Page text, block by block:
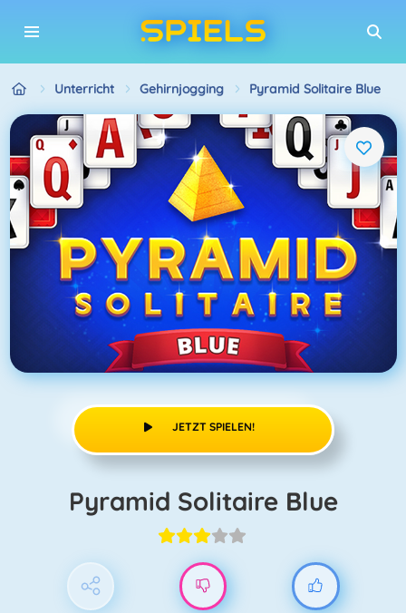
Unterricht Gehirnjogging Pyramid Solitaire Blue
JETZT SPIELEN!
Pyramid Solitaire Blue